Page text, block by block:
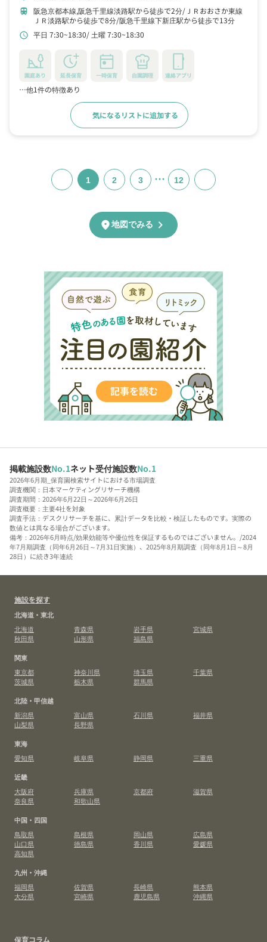
train 阪急京都本線,阪急千里線淡路駅から徒歩で2分
ＪＲおおさか東線
ＪＲ淡路駅から徒歩で8分 阪急千里線下新庄駅から徒歩で13分
schedule 平日 7:30~18:30 土曜 7:30~18:30
園庭あり 延長保育 一時保育 自園調理 連絡アプリ
…他1件の特徴あり
気になるリストに追加する
1 2 3 … 12
location_on地図でみる chevron_right
掲載施設数No.1ネット受付施設数No.1
2026年6月期_保育園検索サイトにおける市場調査
調査機関：日本マーケティングリサーチ機構
調査期間：2026年6月22日～2026年6月26日
調査概要：主要4社を対象
調査手法：デスクリサーチを基に、累計データを比較・検証したものです。実際の
数値とは異なる場合がございます。
備考：2026年6月時点/効果効能等や優位性を保証するものではございません。/2024
年7月期調査（同年6月26日～7月31日実施）、2025年8月期調査（同年8月1日～8月
28日）に続き3年連続
施設を探す
北海道・東北
北海道
青森県 岩手県
宮城県
秋田県
山形県
福島県
関東
東京都
神奈川県 埼玉県
千葉県
茨城県
栃木県
群馬県
北陸・甲信越
新潟県
富山県 石川県
福井県
山梨県
長野県
東海
愛知県
岐阜県 静岡県
三重県
近畿
大阪府
兵庫県 京都府
滋賀県
奈良県
和歌山県
中国・四国
鳥取県
島根県 岡山県
広島県
山口県
徳島県 香川県
愛媛県
高知県
九州・沖縄
福岡県
佐賀県 長崎県
熊本県
大分県
宮崎県 鹿児島県 沖縄県
保育コラム